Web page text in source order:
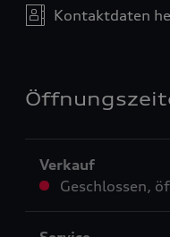
Kontaktdaten
Verkauf
Geschlossen,